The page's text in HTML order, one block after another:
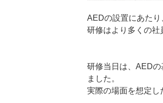
AEDの設置にあたり
研修はより多くの社
研修当日は、AED
ました。
実際の場面を想定し